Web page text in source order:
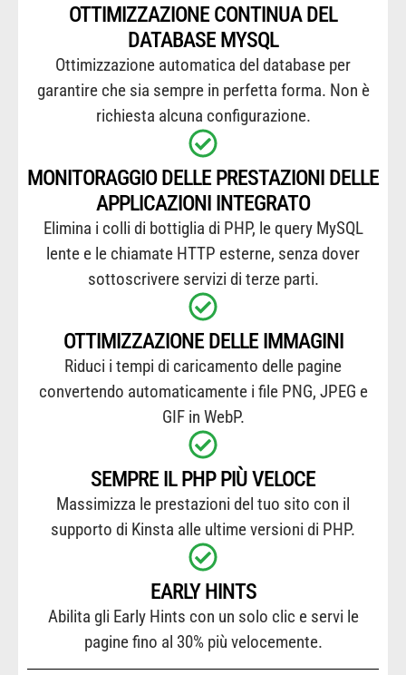
OTTIMIZZAZIONE CONTINUA DEL
DATABASE MYSQL
Ottimizzazione automatica del database per
garantire che sia sempre in perfetta forma. Non è
richiesta alcuna configurazione.
MONITORAGGIO DELLE PRESTAZIONI DELLE
APPLICAZIONI INTEGRATO
Elimina i colli di bottiglia di PHP, le query MySQL
lente e le chiamate HTTP esterne, senza dover
sottoscrivere servizi di terze parti.
OTTIMIZZAZIONE DELLE IMMAGINI
Riduci i tempi di caricamento delle pagine
convertendo automaticamente i file PNG, JPEG e
GIF in WebP.
SEMPRE IL PHP PIÙ VELOCE
Massimizza le prestazioni del tuo sito con il
supporto di Kinsta alle ultime versioni di PHP.
EARLY HINTS
Abilita gli Early Hints con un solo clic e servi le
pagine fino al 30% più velocemente.